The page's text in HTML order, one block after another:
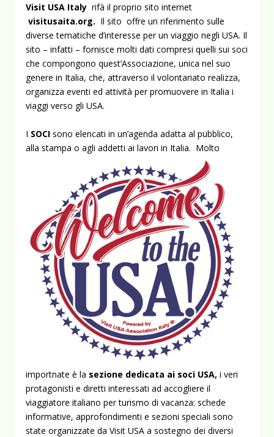
Visit USA Italy rifà il proprio sito internet
visitusaita.org. Il sito offre un riferimento sulle
diverse tematiche d’interesse per un viaggio negli USA. Il
sito – infatti – fornisce molti dati compresi quelli sui soci
che compongono quest’Associazione, unica nel suo
genere in Italia, che, attraverso il volontariato realizza,
organizza eventi ed attività per promuovere in Italia i
viaggi verso gli USA.
I SOCIsono elencati in un’agenda adatta al pubblico,
alla stampa o agli addetti ai lavoriin Italia. Molto
importnate è la sezione dedicata ai soci USA,i veri
protagonisti e diretti interessati ad accogliere il
viaggiatore italiano per turismo di vacanza: schede
informative, approfondimenti e sezioni speciali sono
state organizzate da Visit USA a sostegno dei diversi